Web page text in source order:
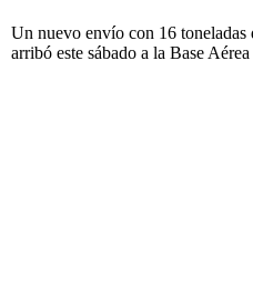
Un nuevo envío con 16 toneladas
arribó este sábado a la Base